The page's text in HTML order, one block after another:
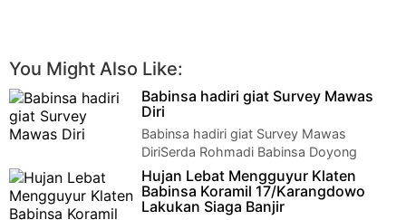
You Might Also Like:
Babinsa hadiri giat Survey Mawas
Diri
Babinsa hadiri giat Survey Mawas
DiriSerda Rohmadi Babinsa Doyong
Koramil 16/Miri bersama Bripka Jubriyanto Babinkamtibm…
Hujan Lebat Mengguyur Klaten
Babinsa Koramil 17/Karangdowo
Lakukan Siaga Banjir